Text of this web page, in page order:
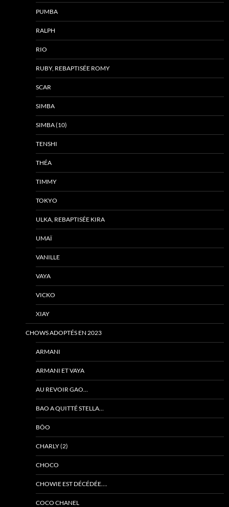
PUMBA
RALPH
RIO
RUBY, REBAPTISÉE ROMY
SCAR
SIMBA
SIMBA (10)
TENSHI
THÉA
TIMMY
TOKYO
ULKA, REBAPTISÉE KIRA
UMAÏ
VANILLE
VAYA
VICKO
XIAY
CHOWS ADOPTÉS EN 2023
ARMANI
ARMANI ET VAYA
AU REVOIR GAO…
BAO A QUITTÉ STELLA…
BÔO
CHARLY (2)
CHOCO
CHOWIE EST DÉCÉDÉE….
COCO CHANEL